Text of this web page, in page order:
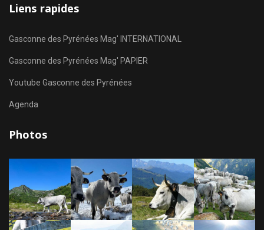
Liens rapides
Gasconne des Pyrénées Mag' INTERNATIONAL
Gasconne des Pyrénées Mag' PAPIER
Youtube Gasconne des Pyrénées
Agenda
Photos